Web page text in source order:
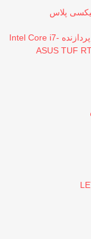
کیس آماده گیمینگ فوق‌ حرفه‌ ای فیکسی پلاس با پردازنده Intel Core i7-